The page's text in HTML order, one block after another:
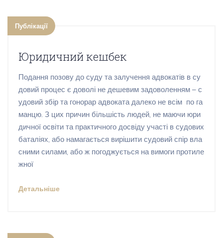
Публікації
Юридичний кешбек
Подання позову до суду та залучення адвокатів в су
довий процес є доволі не дешевим задоволенням – с
удовий збір та гонорар адвоката далеко не всім по га
манцю. З цих причин більшість людей, не маючи юри
дичної освіти та практичного досвіду участі в судових
баталіях, або намагається вирішити судовий спір вла
сними силами, або ж погоджується на вимоги протиле
жної
Детальніше